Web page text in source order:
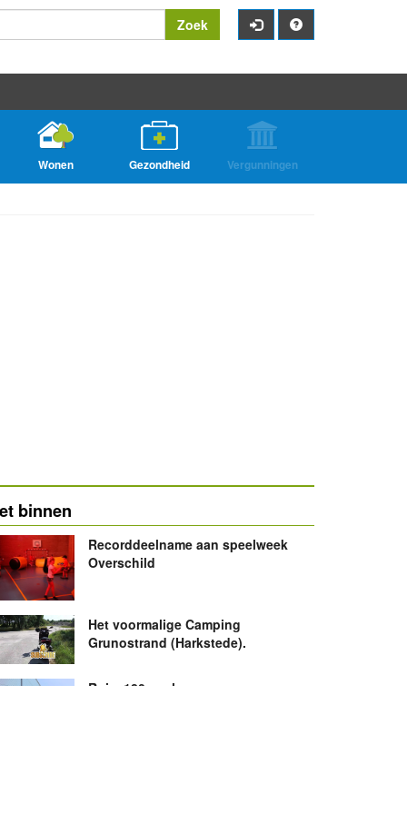
Zoek
Wonen Gezondheid Vergunningen
binnen
Recorddeelname aan speelweek
Overschild
Het voormalige Camping
Grunostrand (Harkstede).
Ruim 180 spelers op